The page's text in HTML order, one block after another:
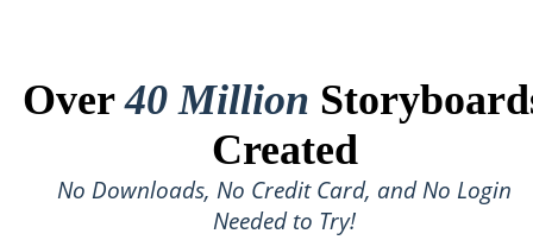
Over40 Million
Created
No Downloads, No Credit Card, and No Login
Needed to Try!